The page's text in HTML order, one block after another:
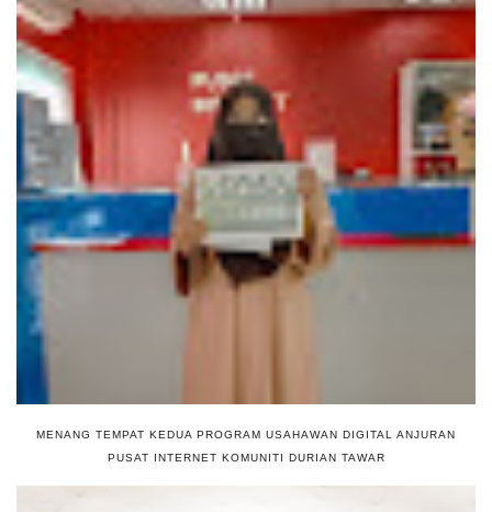
MENANG TEMPAT KEDUA PROGRAM USAHAWAN DIGITAL ANJURAN
PUSAT INTERNET KOMUNITI DURIAN TAWAR